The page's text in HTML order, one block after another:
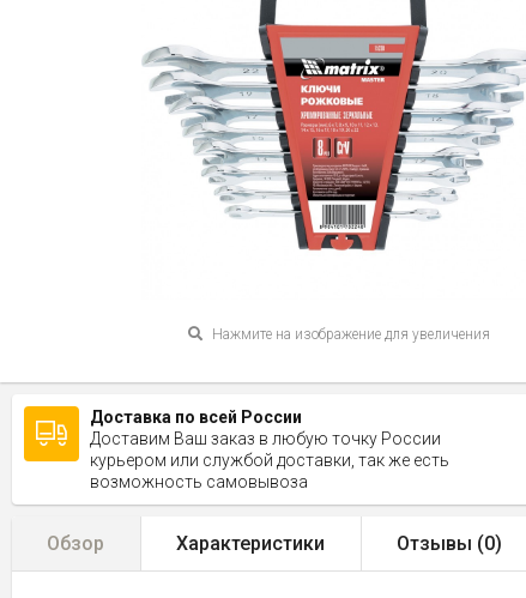
Нажмите на изображение для увеличения
Доставка по всей России
Доставим Ваш заказ в любую точку России
курьером или службой доставки, так же есть
возможность самовывоза
Обзор Характеристики Отзывы (0)